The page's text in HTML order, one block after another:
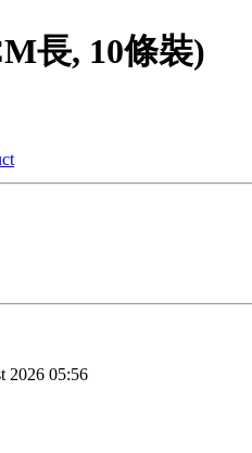
長, 10條裝)
2026 05:56